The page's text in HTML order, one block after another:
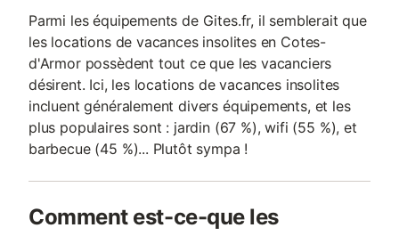
Parmi les équipements de Gites.fr, il semblerait que
les locations de vacances insolites en Cotes-
d'Armor possèdent tout ce que les vacanciers
désirent. Ici, les locations de vacances insolites
incluent généralement divers équipements, et les
plus populaires sont : jardin (67 %), wifi (55 %), et
barbecue (45 %)... Plutôt sympa !
Comment est-ce-que les